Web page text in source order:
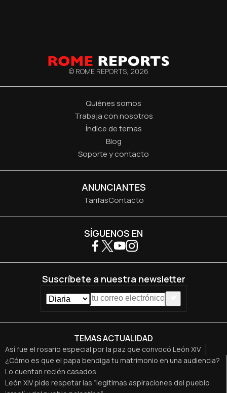
© ROME REPORTS, 2026
Quiénes somos
Trabaja con nosotros
Índice de temas
Blog
Soporte y contacto
ANUNCIANTES
TarifasContacto
TEMAS ACTUALIDAD
Así fue el rosario especial por la paz que convocó León XIV
¿Cómo es que el papa bendiga tu matrimonio en una audiencia?
Lo cuentan recién casados
León XIV pide respetar las “legítimas aspiraciones del pueblo
SÍGUENOS EN
Suscríbete a nuestra newsletter